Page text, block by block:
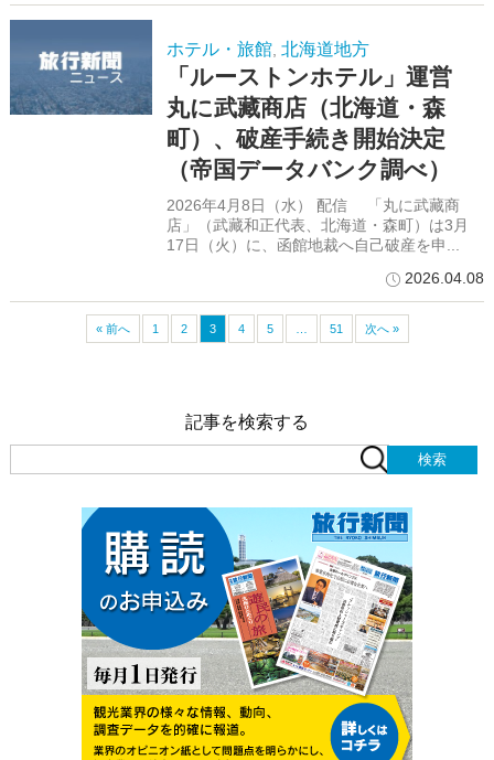
ホテル・旅館, 北海道地方
「ルーストンホテル」運営
丸に武藏商店（北海道・森
町）、破産手続き開始決定
（帝国データバンク調べ）
2026年4月8日（水） 配信 「丸に武藏商
店」（武藏和正代表、北海道・森町）は3月
17日（火）に、函館地裁へ自己破産を申...
2026.04.08
« 前へ 1 2 3 4 5 51 次へ »
記事を検索する